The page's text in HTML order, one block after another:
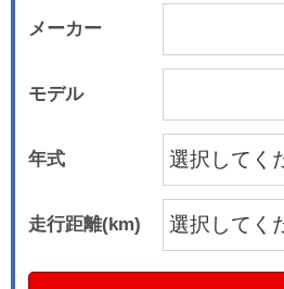
メーカー
モデル
年式
走行距離(km)